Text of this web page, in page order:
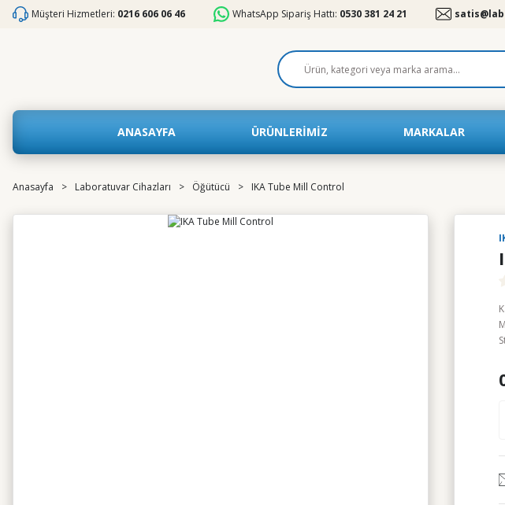
Müşteri Hizmetleri: 0216 606 06 46 WhatsApp Sipariş Hattı: 0530 381 24 21
ANASAYFA ÜRÜNLERİMİZ MARKALAR
Anasayfa Laboratuvar Cihazları Öğütücü IKA Tube Mill Control